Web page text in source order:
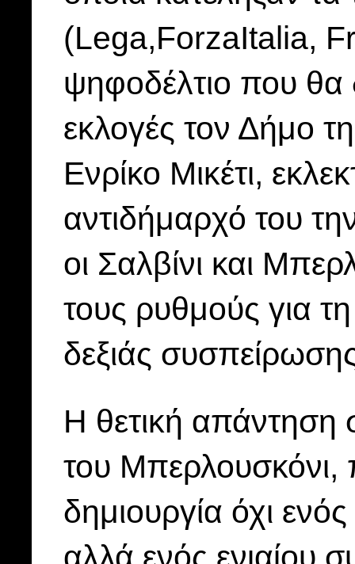
(Lega,ForzaItalia,
ψηφοδέλτιο που θα
εκλογές τον Δήμο
Ενρίκο Μικέτι,
αντιδήμαρχό του
οι Σαλβίνι και
τους ρυθμούς για
δεξιάς
Η θετική απάντηση
του Μπερλουσκόνι,
δημιουργία όχι